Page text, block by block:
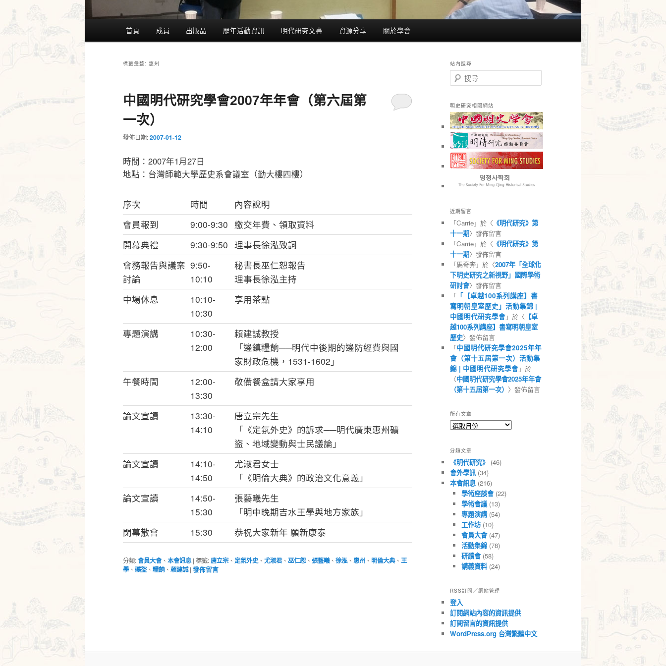
首頁 成員 出版品 歷年活動資訊 明代研究文書 資源分享 關於學會
標籤彙整: 惠州
中國明代研究學會2007年年會（第六屆第
一次）
發佈日期:2007-01-12
時間：2007年1月27日
地點：台灣師範大學歷史系會議室（勤大樓四樓）
序次 時間
內容說明
會員報到
9:00-9:30 繳交年費、領取資料
開幕典禮
9:30-9:50 理事長徐泓致詞
會務報告與議案
討論
9:50-
10:10
秘書長巫仁恕報告
理事長徐泓主持
中場休息
10:10-
10:30
享用茶點
專題演講
10:30-
12:00
賴建誠教授
「邊鎮糧餉──明代中後期的邊防經費與國
家財政危機，1531-1602」
午餐時間
12:00-
13:30
敬備餐盒請大家享用
論文宣讀
13:30-
14:10
唐立宗先生
「《定氛外史》的訴求──明代廣東惠州礦
盜、地域變動與士民議論」
論文宣讀
14:10-
14:50
尤淑君女士
「《明倫大典》的政治文化意義」
論文宣讀
14:50-
15:30
張藝曦先生
「明中晚期吉水王學與地方家族」
閉幕散會
15:30 恭祝大家新年 願新康泰
分類:會員大會、 本會訊息 | 標籤:唐立宗、 定氛外史 、 尤淑君、 巫仁恕 、 張藝曦、 徐泓、 惠州 、 明倫大典、 王
學、 礦盜、 糧餉、 賴建誠 | 發佈留言
站內搜尋
搜
尋
明史研究相關網站
近期留言
「Carrie」於〈 《明代研究》第
十一期〉發佈留言
「Carrie」於〈 《明代研究》第
十一期〉發佈留言
「馬奇奔」於〈2007年「全球化
下明史研究之新視野」國際學術
研討會〉發佈留言
「 「【卓越100系列講座】書
寫明朝皇室歷史」活動集錦 |
中國明代研究學會」於〈 【卓
越100系列講座】書寫明朝皇室
歷史〉發佈留言
「中國明代研究學會2025年年
會（第十五屆第一次）活動集
錦 | 中國明代研究學會」於
〈中國明代研究學會2025年年會
（第十五屆第一次） 〉發佈留言
所有文章
所
章
分類文章
《明代研究》 (46)
會外學訊 (34)
本會訊息 (216)
學術座談會(22)
學術會議(13)
專題演講(54)
工作坊(10)
會員大會(47)
活動集錦(78)
研讀會(58)
講義資料(24)
RSS訂閱／網站管理
登入
訂閱網站內容的資訊提供
訂閱留言的資訊提供
WordPress.org 台灣繁體中文